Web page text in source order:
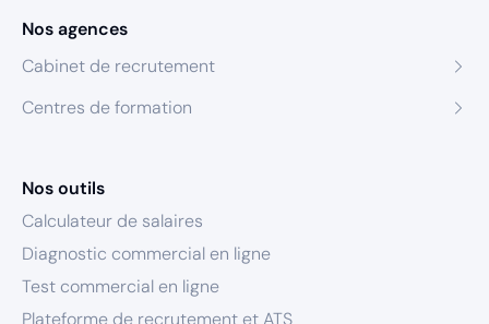
Nos agences
Cabinet de recrutement
Centres de formation
Nos outils
Calculateur de salaires
Diagnostic commercial en ligne
Test commercial en ligne
Plateforme de recrutement et ATS